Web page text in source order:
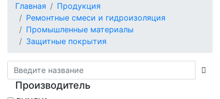
Главная
Продукция
Ремонтные смеси и гидроизоляция
Промышленные материалы
Защитные покрытия
Производитель